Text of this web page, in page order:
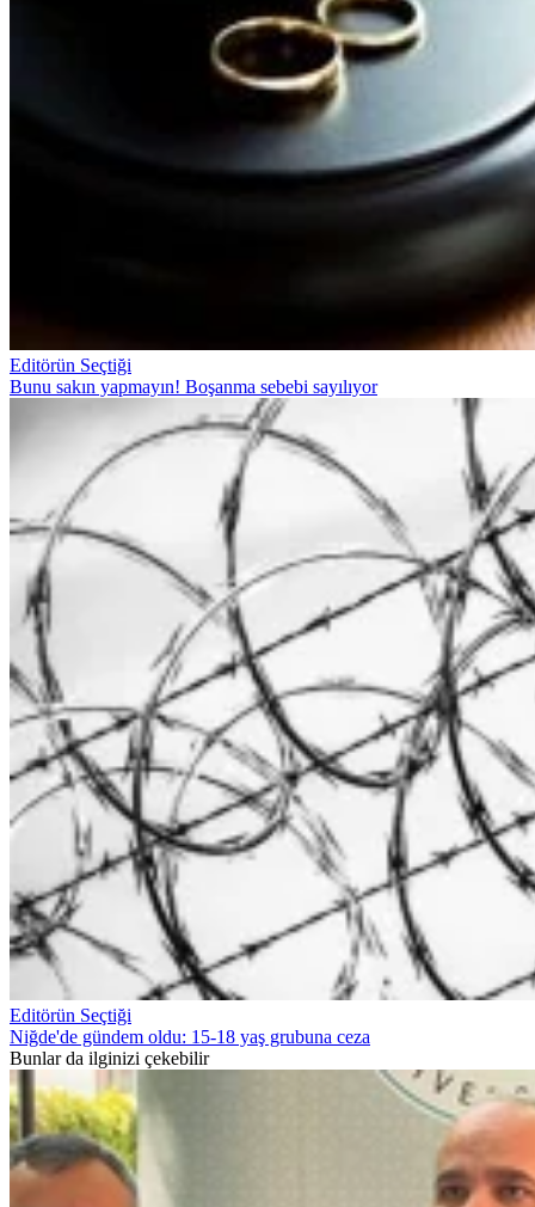
Editörün Seçtiği
Bunu sakın yapmayın! Boşanma sebebi sayılıyor
Editörün Seçtiği
Niğde'de gündem oldu: 15-18 yaş grubuna ceza
Bunlar da ilginizi çekebilir